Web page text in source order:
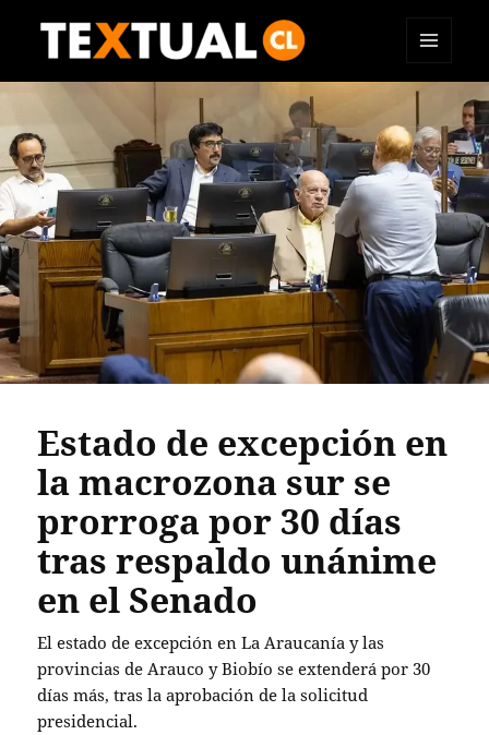
WIDGETS
Estado de excepción en
la macrozona sur se
prorroga por 30 días
tras respaldo unánime
en el Senado
El estado de excepción en La Araucanía y las
provincias de Arauco y Biobío se extenderá por 30
días más, tras la aprobación de la solicitud
presidencial.